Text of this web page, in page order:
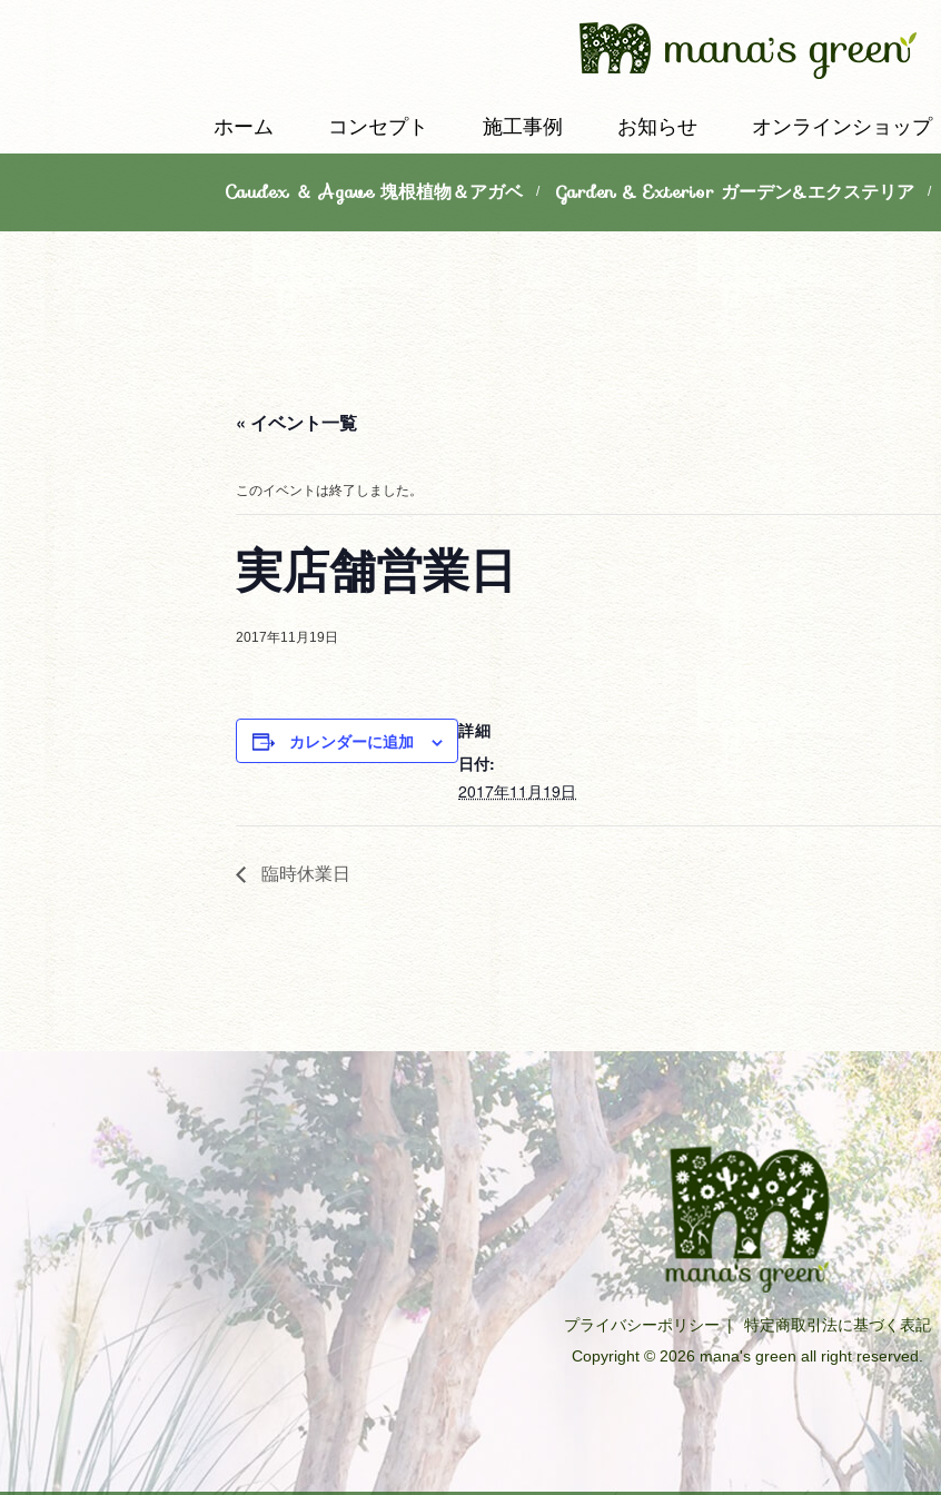
ホーム コンセプト 施工事例 お知らせ オンラインショップ
Caudex ＆ Agave 塊根植物＆アガベ/ Garden & Exterior ガーデン&エクステリア/
« イベント一覧
このイベントは終了しました。
実店舗営業日
2017年11月19日
カレンダーに追加
詳細
日付:
2017年11月19日
臨時休業日
プライバシーポリシー|特定商取引法に基づく表記
Copyright © 2026 mana's green all right reserved.